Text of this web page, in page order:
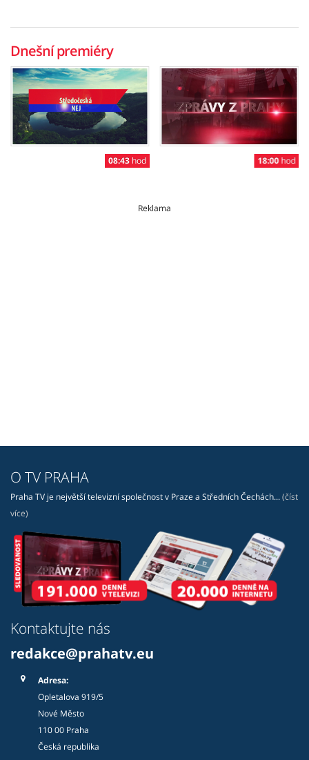
Dnešní premiéry
08:43hod 18:00hod
Reklama
O TV PRAHA
Praha TV je největší televizní společnost v Praze a Středních Čechách...(číst
více)
Kontaktujte nás
redakce@prahatv.eu
Adresa:
Opletalova 919/5
Nové Město
110 00 Praha
Česká republika